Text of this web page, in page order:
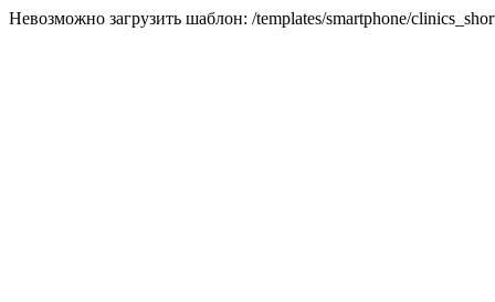
Невозможно загрузить шаблон: /templates/smartphone/